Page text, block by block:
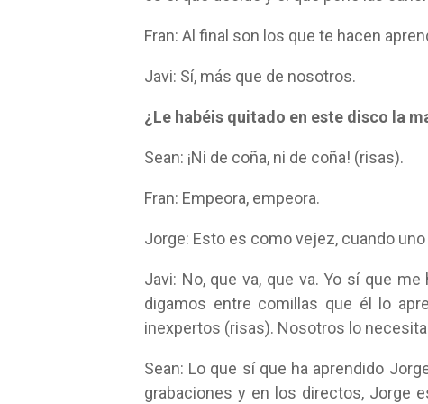
Fran: Al final son los que te hacen
Javi: Sí, más que de nosotros.
¿Le habéis quitado en este disco la
Sean: ¡Ni de coña, ni de coña! (risas).
Fran: Empeora, empeora.
Jorge: Esto es como vejez, cuando
Javi: No, que va, que va. Yo sí que
digamos entre comillas que él lo
inexpertos (risas). Nosotros lo
Sean: Lo que sí que ha aprendido
grabaciones y en los directos, Jorge